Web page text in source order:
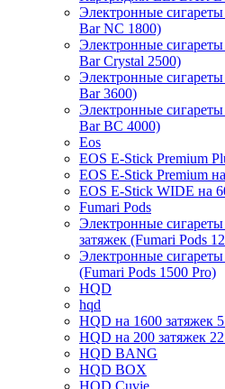
Электронные
Bar NC 1800)
Электронные
Bar Crystal 2500)
Электронные
Bar 3600)
Электронные
Bar BC 4000)
Eos
EOS E-Stick Premium
EOS E-Stick Premium
EOS E-Stick WIDE на
Fumari Pods
Электронные
затяжек (Fumari Pods
Электронные
(Fumari Pods 1500 Pro)
HQD
hqd
HQD на 1600 затяжек
HQD на 200 затяжек
HQD BANG
HQD BOX
HQD Cuvie